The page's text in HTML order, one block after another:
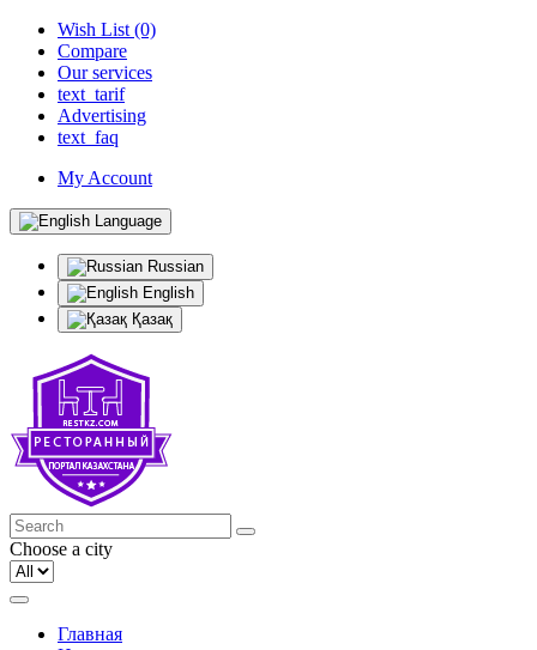
Wish List (0)
Compare
Our services
text_tarif
Advertising
text_faq
My Account
Language
Russian
English
Қазақ
Choose a city
Главная